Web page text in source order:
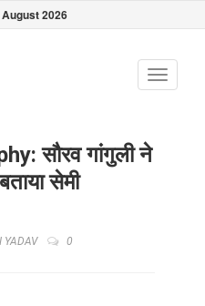
2026
Toggle
सौरव गांगुली ने
सेमी
YADAV 0